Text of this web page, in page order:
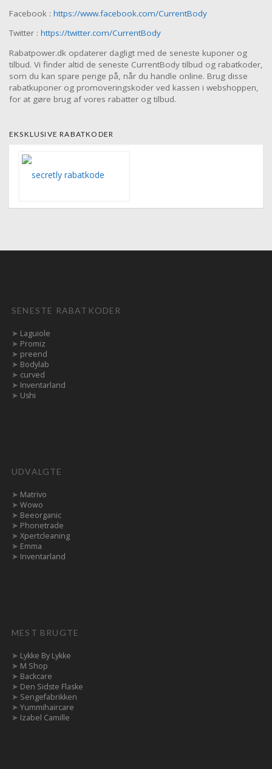
Facebook : https://www.facebook.com/CurrentBody
Twitter : https://twitter.com/CurrentBody
Rabatpower.dk opdaterer dagligt med de seneste kuponer og
tilbud. Vi finder altid de seneste CurrentBody tilbud og rabatkoder,
som du kan spare penge på, når du handle online. Brug disse
rabatkuponer og promoveringskoder ved kassen i webshoppen,
for at gøre brug af vores rabatter og tilbud.
EKSKLUSIVE RABATKODER
SENESTE RABATKODER
➤ Laguiole
➤ Promiz
➤ preend
➤ Bodylab
➤ curved
➤ Inventarland
➤ Ushi
UDVALGTE
➤ Matrivo
➤ Wowo
➤ Beeorganic
➤ Phonetrade
➤ Xpertcleaning
➤ Emma
➤ Inventarland
MEST BRUGTE
➤ Lykke By Lykke
➤ M Shop
➤ Backcare
➤ Den Sidste Flaske
➤ Sengefabrikken
➤ Yummihaircare
➤ Izabel Camille